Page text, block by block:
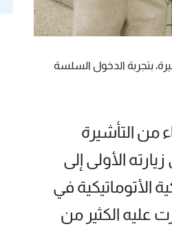
بتجربة الدخول السلسة
من التأشيرة
الأولى إلى
الأتوماتيكية في
عليه الكثير من